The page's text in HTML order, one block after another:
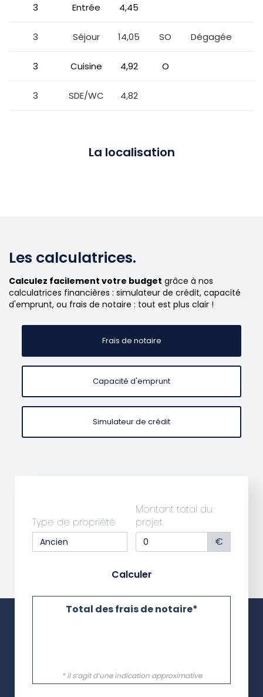
3 Entrée 4,45
3 Séjour 14,05 SO Dégagée
3 Cuisine 4,92 O
3 SDE/WC 4,82
La localisation
Les calculatrices.
Calculez facilement votre budget grâce à nos
calculatrices financières : simulateur de crédit, capacité
d'emprunt, ou frais de notaire : tout est plus clair !
Frais de notaire
Capacité d'emprunt
Simulateur de crédit